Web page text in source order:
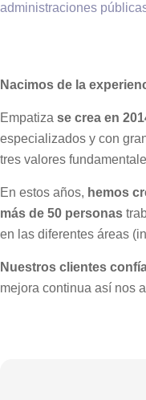
administraciones
Nacimos de la
Empatiza se crea en
especializados y con
tres valores
En estos años, hemos
más de 50 personas
en las diferentes áreas
Nuestros clientes
mejora continua así nos